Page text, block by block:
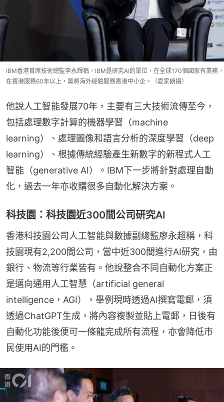
IBM香港首席技術總監李永輝稱，IBM是研究AI的單位，在全球170個國家有業務，
在香港服務60年以上，冀將海外經驗服務香港中小企。（夏家朗攝）
他說人工智能發展70年，主要有三大技術流傳至今，
包括處理數字計算的機器學習（machine
learning）、處理圖像和語言分析的深度學習（deep
learning）、根據傳統經驗產生新數字的新程式人工
智能（generative AI）。IBM下一步將針對處理自動
化，過去一年亦收購很多自動化解決方案。
科技園：科技園近300間公司研究AI
香港科技園公司人工智能與數據副總監廖永超稱，科
技園現有2,200間公司，當中近300間進行AI研究，由
銀行、物流等行業皆有。他說整合不同自動化方案正
是邁向通用人工智慧（artificial general
intelligence，AGI），舉例現時透過AI撰寫電郵，須
透過ChatGPT生成，將內容複製並貼上電郵，日後有
自動化功能後便可一條龍完成所有流程，亦會降低市
民使用AI的門檻。